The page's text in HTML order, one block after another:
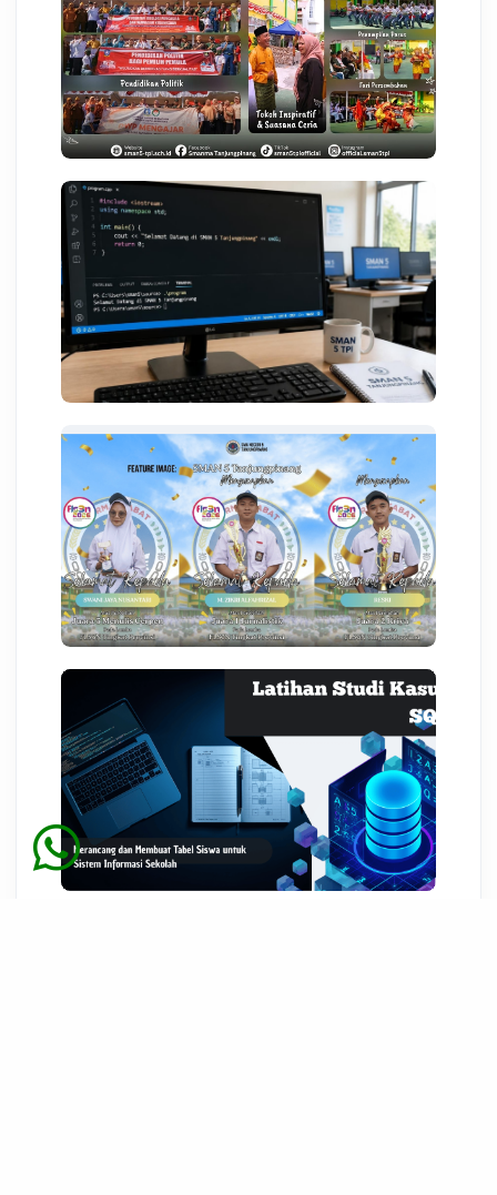
SMAN 5 Tanjungpinang Tuan
Rumah KEMAS Seri 19 Bersama TP-
PKK Kepri
08 Agst 2026 04:14
Memahami Struktur Dasar Bahasa
C++ Lengkap dengan Contoh
Program
06 Agst 2026 00:59
PRESTASI
Banggakan Sekolah! Siswa SMAN 5
Tanjungpinang Borong Juara di
FLS3N Tingkat Provinsi 2026
03 Agst 2026 08:29
Latihan Studi Kasus SQL:
Merancang dan Membuat Tabel
Siswa untuk Sistem Informasi
Sekolah
03 Agst 2026 07:16